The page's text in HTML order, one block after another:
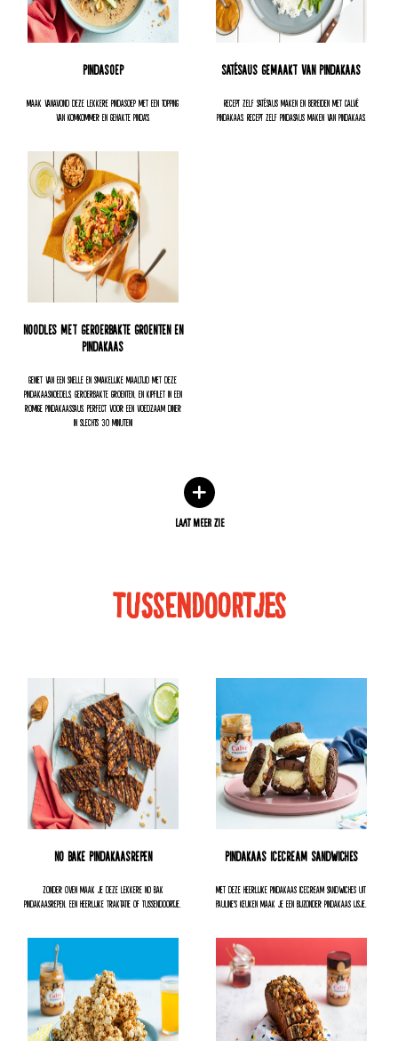
Pindasoep
Maak vanavond deze lekkere pindasoep met een topping
van komkommer en gehakte pinda's.
Satésaus gemaakt van pindakaas
Recept zelf satésaus maken en bereiden met Calvé
pindakaas. Recept zelf pindasaus maken van pindakaas.
Noodles met geroerbakte groenten en
pindakaas
Geniet van een snelle en smakelijke maaltijd met deze
pindakaasnoedels, geroerbakte groenten, en kipfilet in een
romige pindakaassaus. Perfect voor een voedzaam diner
in slechts 30 minuten!
LAAT MEER ZIE
tussendoortjes
No Bake Pindakaasrepen
Zonder oven maak je deze lekkere no bak
pindakaasrepen. Een heerlijke traktatie of tussendoortje.
Pindakaas icecream sandwiches
Met deze heerlijke pindakaas icecream sandwiches Uit
Pauline's Keuken maak je een bijzonder pindakaas ijsje.